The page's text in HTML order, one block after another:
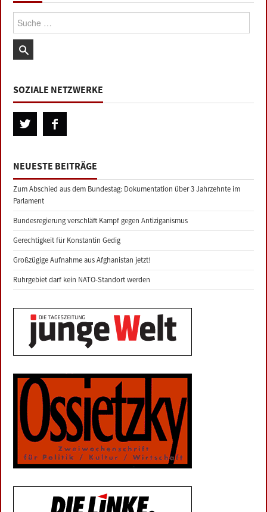
Suche:
SOZIALE NETZWERKE
NEUESTE BEITRÄGE
Zum Abschied aus dem Bundestag: Dokumentation über 3 Jahrzehnte im
Parlament
Bundesregierung verschläft Kampf gegen Antiziganismus
Gerechtigkeit für Konstantin Gedig
Großzügige Aufnahme aus Afghanistan jetzt!
Ruhrgebiet darf kein NATO-Standort werden